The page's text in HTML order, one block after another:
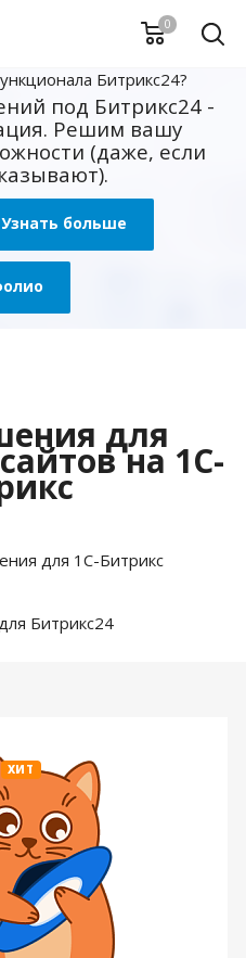
0
Битрикс24?
под Битрикс24 -
Решим вашу
(даже, если
Узнать больше
для
на 1С-
для 1С-Битрикс
Битрикс24
ХИТ